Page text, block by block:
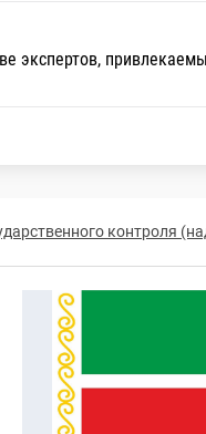
экспертов,
контроля